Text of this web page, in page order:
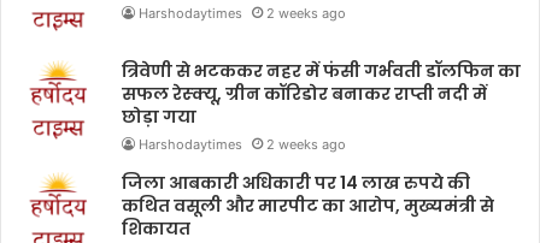
Harshodaytimes 2 weeks ago
त्रिवेणी से भटककर नहर में फंसी गर्भवती डॉलफिन का
सफल रेस्क्यू, ग्रीन कॉरिडोर बनाकर राप्ती नदी में
छोड़ा गया
Harshodaytimes 2 weeks ago
जिला आबकारी अधिकारी पर 14 लाख रुपये की
कथित वसूली और मारपीट का आरोप, मुख्यमंत्री से
शिकायत